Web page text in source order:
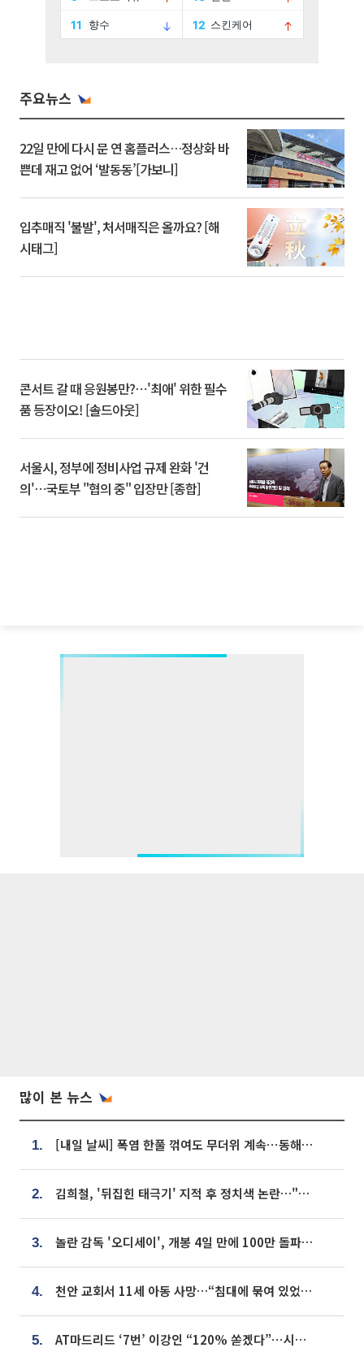
주요뉴스
22일 만에 다시 문 연 홈플러스…정상화 바
쁜데 재고 없어 ‘발동동’[가보니]
입추매직 '불발', 처서매직은 올까요? [해
시태그]
콘서트 갈 때 응원봉만?⋯'최애' 위한 필수
품 등장이오! [솔드아웃]
서울시, 정부에 정비사업 규제 완화 '건
의'⋯국토부 "협의 중" 입장만 [종합]
많이 본 뉴스
1. [내일 날씨] 폭염 한풀 꺾여도 무더위 계속⋯동해안 이틀 연속 비
2. 김희철, '뒤집힌 태극기' 지적 후 정치색 논란…"좌우 떠나 우리나라 국기"
3. 놀란 감독 '오디세이', 개봉 4일 만에 100만 돌파⋯'왕사남' 보다 빠르다
4. 천안 교회서 11세 아동 사망…“침대에 묶여 있었다” 진술 확보
5. AT마드리드 ‘7번’ 이강인 “120% 쏟겠다”⋯시메오네 감독 “필요한 선수”